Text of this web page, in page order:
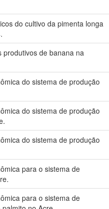
do cultivo da pimenta longa
produtivos de banana na
do sistema de produção
do sistema de produção
do sistema de produção
para o sistema de
para o sistema de